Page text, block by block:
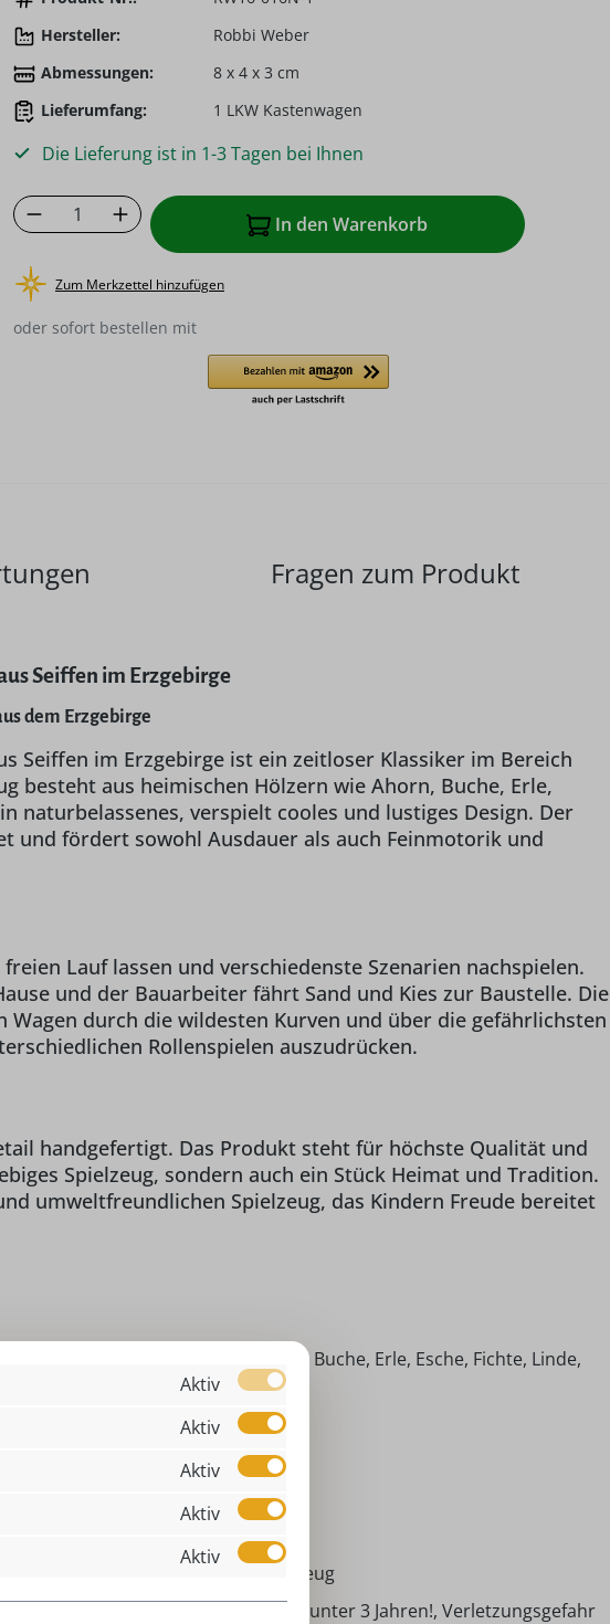
Hersteller:
Robbi Weber
Abmessungen:
8 x 4 x 3 cm
Lieferumfang:
1 LKW Kastenwagen
Die Lieferung ist in 1-3 Tagen bei Ihnen
Produkt Anzahl: Gib den gewünschten Wert
In den Warenkorb
Zum Merkzettel hinzufügen
oder sofort bestellen mit
Fragen zum Produkt
Seiffen im Erzgebirge
dem Erzgebirge
Seiffen im Erzgebirge ist ein zeitloser Klassiker im Bereich
besteht aus heimischen Hölzern wie Ahorn, Buche, Erle,
naturbelassenes, verspielt cooles und lustiges Design. Der
und fördert sowohl Ausdauer als auch Feinmotorik und
Lauf lassen und verschiedenste Szenarien nachspielen.
und der Bauarbeiter fährt Sand und Kies zur Baustelle. Die
durch die wildesten Kurven und über die gefährlichsten
Rollenspielen auszudrücken.
handgefertigt. Das Produkt steht für höchste Qualität und
Spielzeug, sondern auch ein Stück Heimat und Tradition.
umweltfreundlichen Spielzeug, das Kindern Freude bereitet
Heimische Hölzer (Ahorn, Buche, Erle, Esche, Fichte, Linde,
ab 3 Jahren
LKW Kastenwagen
Robbi Weber - Holzspielzeug
Nicht geeignet für Kinder unter 3 Jahren!, Verletzungsgefahr
Aktiv
Aktiv
Aktiv
Aktiv
Aktiv